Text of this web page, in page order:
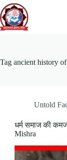
Skip
to
content
Tag ancient history
Untold
धर्म समाज की
Mishra